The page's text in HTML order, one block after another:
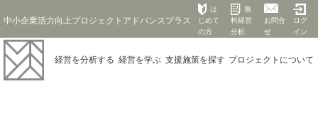
中小企業活力向上プロジェクトアドバンスプラス
は
じめて
の方
無
料経営
分析
お問合
せ
ログ
イン
経営を分析する 経営を学ぶ 支援施策を探す プロジェクト について